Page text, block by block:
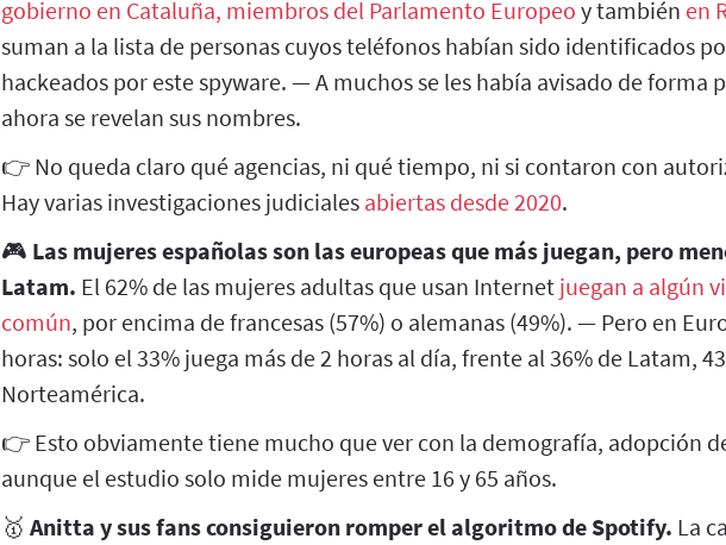
gobierno en Cataluña, miembros del Parlamento Europeo y también en
suman a la lista de personas cuyos teléfonos habían sido identificados
hackeados por este spyware. — A muchos se les había avisado de forma
ahora se revelan sus nombres.
👉 No queda claro qué agencias, ni qué tiempo, ni si contaron con
Hay varias investigaciones judiciales abiertas desde 2020.
🎮 Las mujeres españolas son las europeas que más juegan, pero
Latam. El 62% de las mujeres adultas que usan Internet juegan a algún
común, por encima de francesas (57%) o alemanas (49%). — Pero en
horas: solo el 33% juega más de 2 horas al día, frente al 36% de Latam,
Norteamérica.
👉 Esto obviamente tiene mucho que ver con la demografía, adopción
aunque el estudio solo mide mujeres entre 16 y 65 años.
🥇 Anitta y sus fans consiguieron romper el algoritmo de Spotify. La